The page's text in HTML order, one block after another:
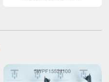
trong giỏ hàng